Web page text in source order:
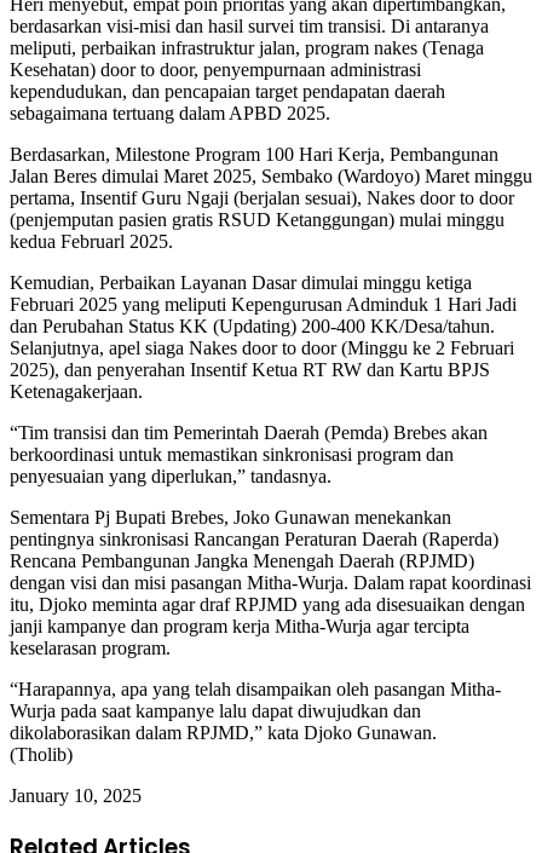
berdasarkan visi-misi dan hasil survei tim transisi. Di antaranya
meliputi, perbaikan infrastruktur jalan, program nakes (Tenaga
Kesehatan) door to door, penyempurnaan administrasi
kependudukan, dan pencapaian target pendapatan daerah
sebagaimana tertuang dalam APBD 2025.
Berdasarkan, Milestone Program 100 Hari Kerja, Pembangunan
Jalan Beres dimulai Maret 2025, Sembako (Wardoyo) Maret minggu
pertama, Insentif Guru Ngaji (berjalan sesuai), Nakes door to door
(penjemputan pasien gratis RSUD Ketanggungan) mulai minggu
kedua Februarl 2025.
Kemudian, Perbaikan Layanan Dasar dimulai minggu ketiga
Februari 2025 yang meliputi Kepengurusan Adminduk 1 Hari Jadi
dan Perubahan Status KK (Updating) 200-400 KK/Desa/tahun.
Selanjutnya, apel siaga Nakes door to door (Minggu ke 2 Februari
2025), dan penyerahan Insentif Ketua RT RW dan Kartu BPJS
Ketenagakerjaan.
“Tim transisi dan tim Pemerintah Daerah (Pemda) Brebes akan
berkoordinasi untuk memastikan sinkronisasi program dan
penyesuaian yang diperlukan,” tandasnya.
Sementara Pj Bupati Brebes, Joko Gunawan menekankan
pentingnya sinkronisasi Rancangan Peraturan Daerah (Raperda)
Rencana Pembangunan Jangka Menengah Daerah (RPJMD)
dengan visi dan misi pasangan Mitha-Wurja. Dalam rapat koordinasi
itu, Djoko meminta agar draf RPJMD yang ada disesuaikan dengan
janji kampanye dan program kerja Mitha-Wurja agar tercipta
keselarasan program.
“Harapannya, apa yang telah disampaikan oleh pasangan Mitha-
Wurja pada saat kampanye lalu dapat diwujudkan dan
dikolaborasikan dalam RPJMD,” kata Djoko Gunawan.
(Tholib)
January 10, 2025